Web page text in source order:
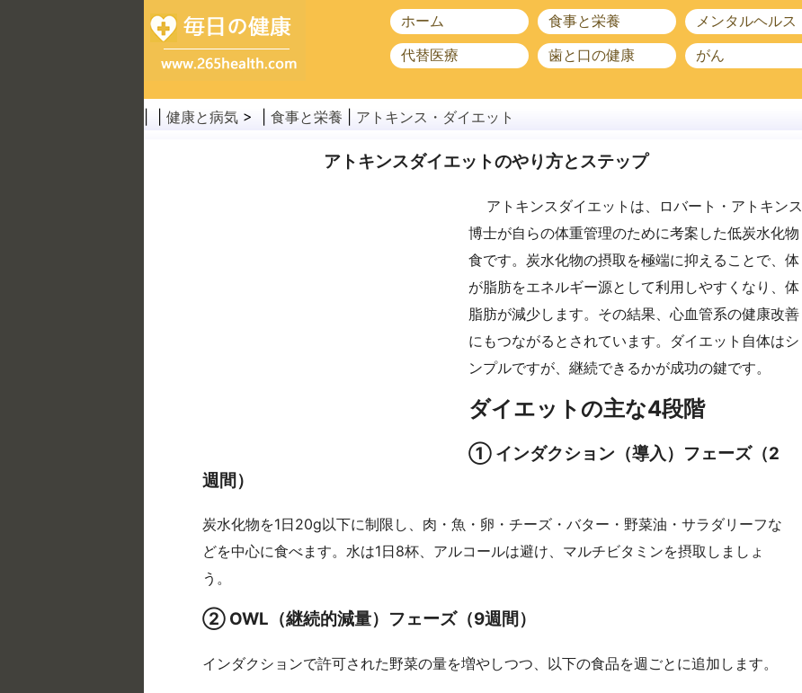
ホーム 食事と栄養 メンタルヘルス
代替医療
歯と口の健康 がん
健康と病気 > | 食事と栄養 アトキンス・ダイエット
アトキンスダイエットのやり方とステップ
アトキンスダイエットは、ロバート・アトキンス
博士が自らの体重管理のために考案した低炭水化物
食です。炭水化物の摂取を極端に抑えることで、体
が脂肪をエネルギー源として利用しやすくなり、体
脂肪が減少します。その結果、心血管系の健康改善
にもつながるとされています。ダイエット自体はシ
ンプルですが、継続できるかが成功の鍵です。
ダイエットの主な4段階
① インダクション（導入）フェーズ（2
週間）
炭水化物を1日20g以下に制限し、肉・魚・卵・チーズ・バター・野菜油・サラダリーフな
どを中心に食べます。水は1日8杯、アルコールは避け、マルチビタミンを摂取しましょ
う。
② OWL（継続的減量）フェーズ（9週間）
インダクションで許可された野菜の量を増やしつつ、以下の食品を週ごとに追加します。